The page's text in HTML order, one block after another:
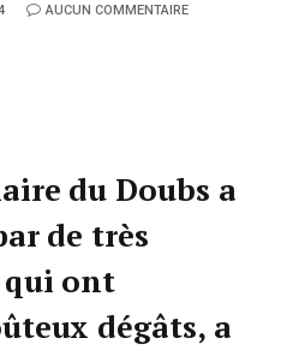
AUCUN COMMENTAIRE
du Doubs a
de très
qui ont
dégâts, a